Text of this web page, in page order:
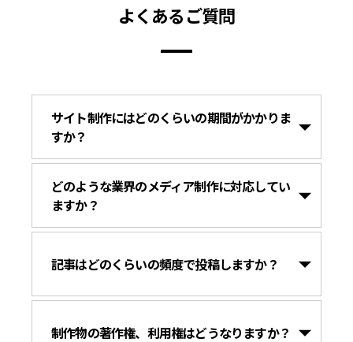
よくあるご質問
サイト制作にはどのくらいの期間がかかりま
すか？
どのような業界のメディア制作に対応してい
ますか？
記事はどのくらいの頻度で投稿しますか？
制作物の著作権、利用権はどうなりますか？